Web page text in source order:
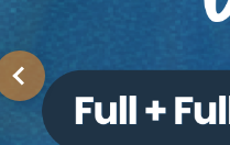
Önceki
İLİŞKİN YENİ